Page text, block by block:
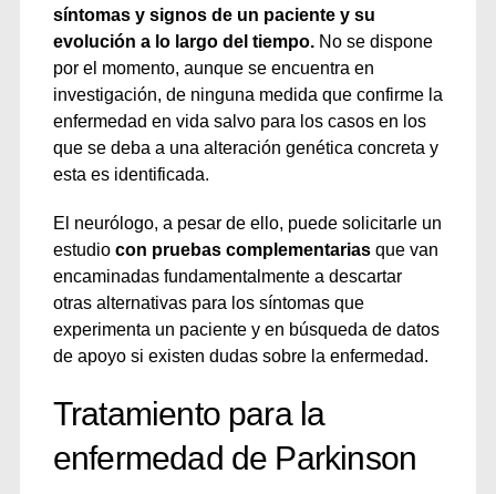
síntomas y signos de un paciente y su
evolución a lo largo del tiempo.No se dispone
por el momento, aunque se encuentra en
investigación, de ninguna medida que confirme la
enfermedad en vida salvo para los casos en los
que se deba a una alteración genética concreta y
esta es identificada.
El neurólogo, a pesar de ello, puede solicitarle un
estudio con pruebas complementarias que van
encaminadas fundamentalmente a descartar
otras alternativas para los síntomas que
experimenta un paciente y en búsqueda de datos
de apoyo si existen dudas sobre la enfermedad.
Tratamiento para la
enfermedad de Parkinson